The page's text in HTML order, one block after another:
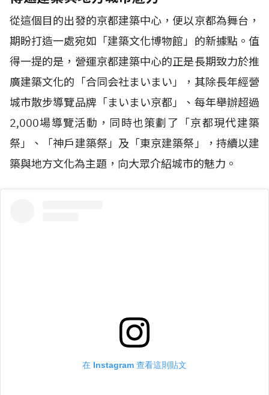
從這個目的出發的京都建築中心，便以京都為舞台，
期盼打造一處宛如「建築文化博物館」的新據點。值
得一提的是，營運京都建築中心的正是長期致力於推
廣建築文化的「合同会社まいまい」，其除長年經營
城市散步導覽品牌「まいまい京都」、每年舉辦超過
2,000場導覽活動，同時也策劃了「京都現代建築
祭」、「神戶建築祭」及「東京建築祭」，持續以建
築與地方文化為主題，向大眾介紹城市的魅力。
在 Instagram 查看這則貼文